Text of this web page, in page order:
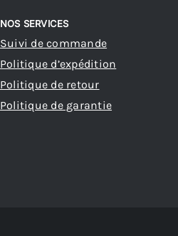
NOS SERVICES
Suivi de commande
Politique d’expédition
Politique de retour
Politique de garantie